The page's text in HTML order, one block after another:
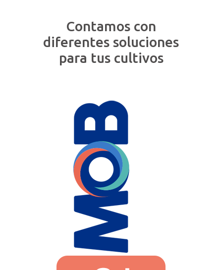
Contamos con
diferentes soluciones
para tus cultivos